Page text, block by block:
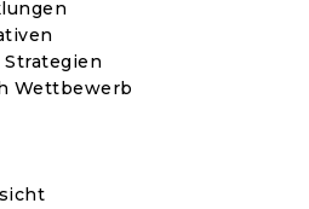
Strategien
Wettbewerb